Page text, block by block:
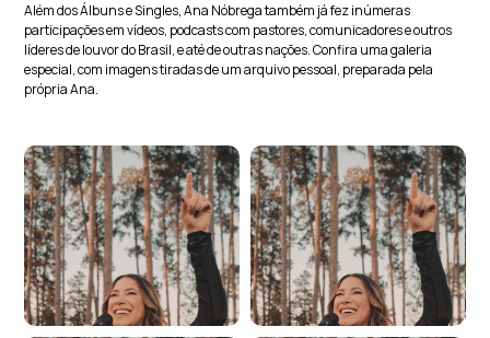
Além dos Álbuns e Singles, Ana Nóbrega também já fez inúmeras
participações em vídeos, podcasts com pastores, comunicadores e outros
líderes de louvor do Brasil, e até de outras nações. Confira uma galeria
especial, com imagens tiradas de um arquivo pessoal, preparada pela
própria Ana.